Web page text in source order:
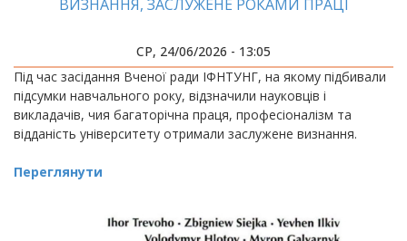
ВИЗНАННЯ, ЗАСЛУЖЕНЕ РОКАМИ ПРАЦІ
СР, 24/06/2026 - 13:05
Під час засідання Вченої ради ІФНТУНГ, на якому підбивали
підсумки навчального року, відзначили науковців і
викладачів, чия багаторічна праця, професіоналізм та
відданість університету отримали заслужене визнання.
Переглянути